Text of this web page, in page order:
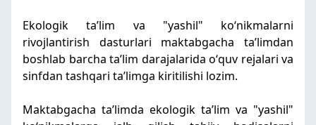
Ekologik taʼlim va "yashil" koʻnikmalarni
rivojlantirish dasturlari maktabgacha taʼlimdan
boshlab barcha taʼlim darajalarida oʻquv rejalari va
sinfdan tashqari taʼlimga kiritilishi lozim.
Maktabgacha taʼlimda ekologik taʼlim va "yashil"